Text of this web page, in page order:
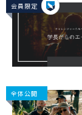
会員限定
全体公開